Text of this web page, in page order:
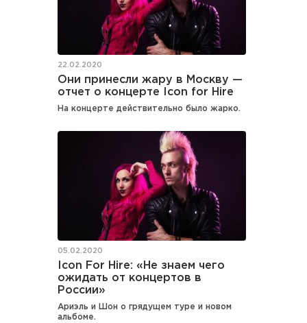
22.02.2020
Они принесли жару в Москву —
отчет о концерте Icon for Hire
На концерте действительно было жарко.
05.02.2020
Icon For Hire: «Не знаем чего
ожидать от концертов в
России»
Ариэль и Шон о грядущем туре и новом
альбоме.